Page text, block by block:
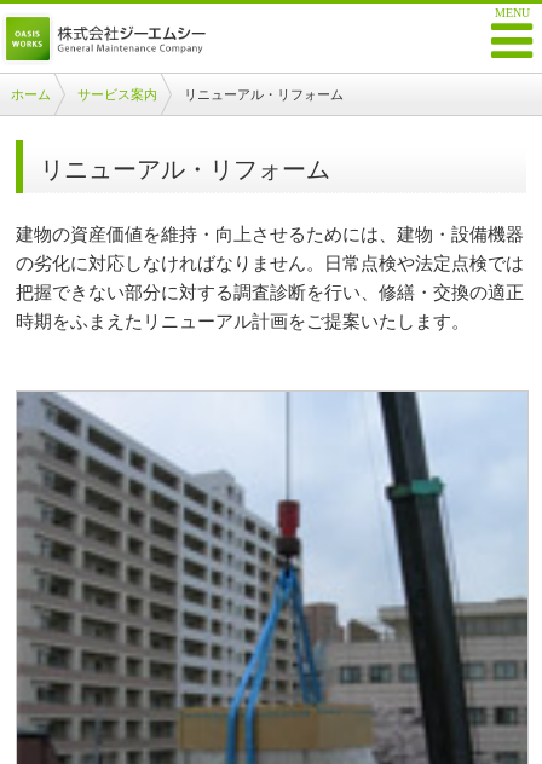
ホーム サービス案内 リニューアル・リフォーム
リニューアル・リフォーム
建物の資産価値を維持・向上させるためには、建物・設備機器
の劣化に対応しなければなりません。日常点検や法定点検では
把握できない部分に対する調査診断を行い、修繕・交換の適正
時期をふまえたリニューアル計画をご提案いたします。